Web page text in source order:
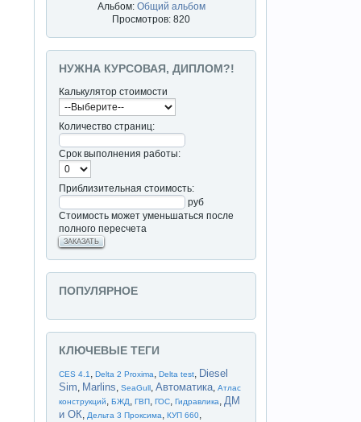
Альбом: Общий альбом
Просмотров: 820
НУЖНА КУРСОВАЯ, ДИПЛОМ?!
Калькулятор стоимости
Количество страниц:
Срок выполнения работы:
Приблизительная стоимость:
руб
Стоимость может уменьшаться после
полного пересчета
ЗАКАЗАТЬ
ПОПУЛЯРНОЕ
КЛЮЧЕВЫЕ ТЕГИ
CES 4.1 ,Delta 2 Proxima,Delta test, Diesel
Sim, Marlins,SeaGull,Автоматика,Атлас
конструкций,БЖД,ГВП,ГОС,Гидравлика,ДМ
и ОК,Дельта 3 Проксима,КУП 660,